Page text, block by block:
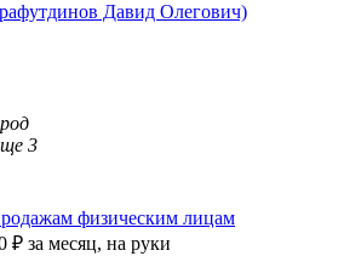
Давид Олегович)
3
физическим лицам
₽ за месяц, на руки